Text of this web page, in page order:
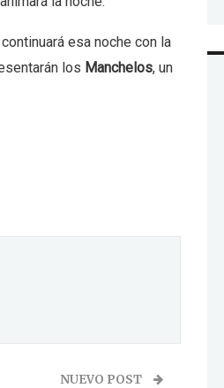
esa noche con la
los Manchelos, un
NUEVO POST